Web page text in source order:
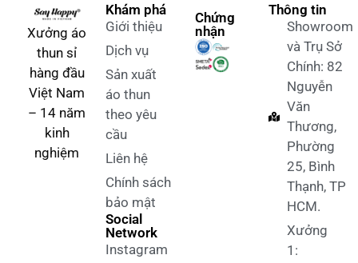
Xưởng áo
thun sỉ
hàng đầu
Việt Nam
– 14 năm
kinh
nghiệm
Khám phá
Giới thiệu
Dịch vụ
Sản xuất
áo thun
theo yêu
cầu
Liên hệ
Chính sách
bảo mật
Social
Network
Instagram
Chứng
nhận
Thông tin
Showroom
và Trụ Sở
Chính: 82
Nguyễn
Văn
Thương,
Phường
25, Bình
Thạnh, TP
HCM.
Xưởng
1: